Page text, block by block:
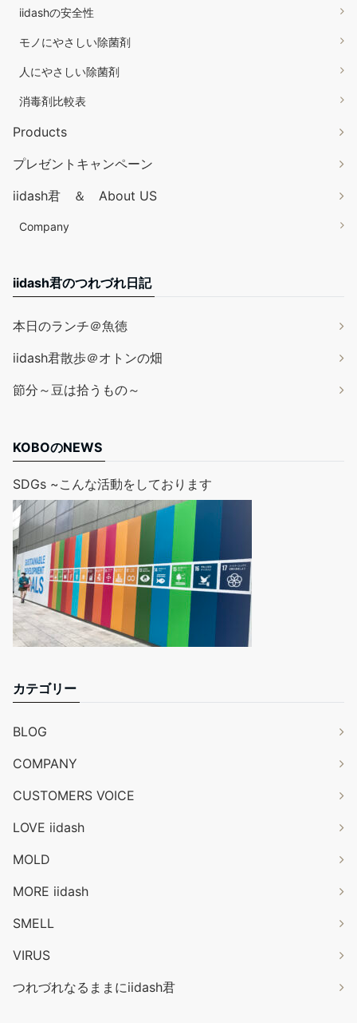
iidashの安全性
モノにやさしい除菌剤
人にやさしい除菌剤
消毒剤比較表
Products
プレゼントキャンペーン
iidash君 ＆ About US
Company
iidash君のつれづれ日記
本日のランチ＠魚徳
iidash君散歩＠オトンの畑
節分～豆は拾うもの～
KOBOのNEWS
SDGs ~こんな活動をしております
カテゴリー
BLOG
COMPANY
CUSTOMERS VOICE
LOVE iidash
MOLD
MORE iidash
SMELL
VIRUS
つれづれなるままにiidash君